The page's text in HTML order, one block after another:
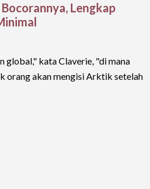
Lengkap
global," kata Claverie, "di mana
orang akan mengisi Arktik setelah